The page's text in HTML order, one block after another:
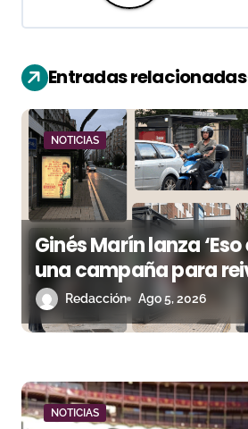
i
ó
n
d
e
e
n
r
d
Entradas relacionadas
NOTICIAS
Ginés Marín lanza ‘Eso
una campaña para
valores del toreo más
Redacción Ago 5, 2026
NOTICIAS